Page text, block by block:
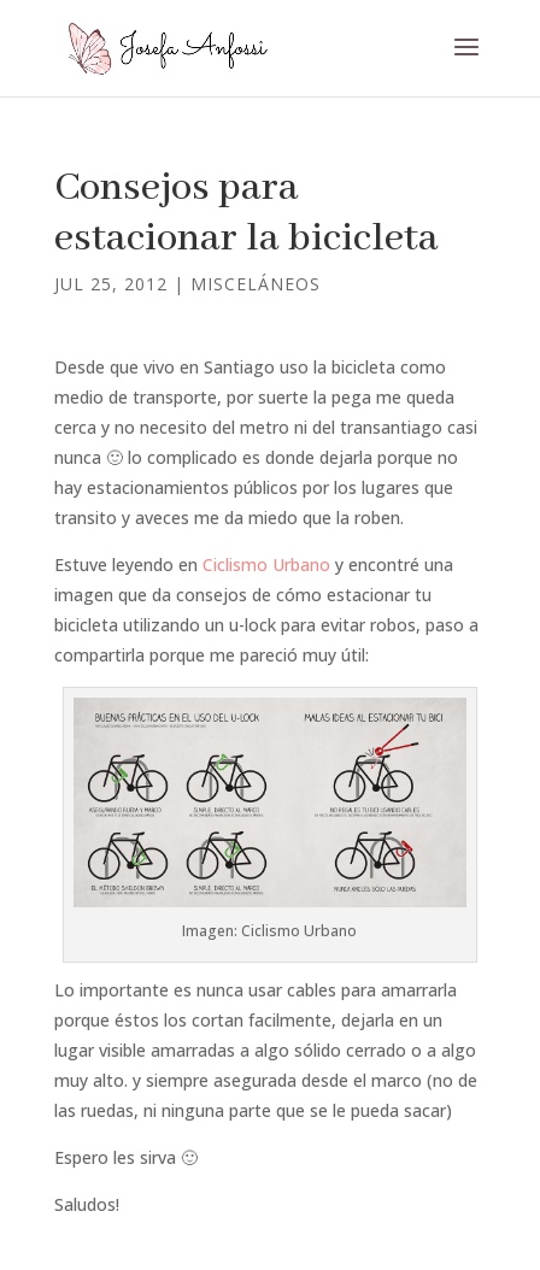
Consejos para
estacionar la bicicleta
JUL 25, 2012 | MISCELÁNEOS
Desde que vivo en Santiago uso la bicicleta como
medio de transporte, por suerte la pega me queda
cerca y no necesito del metro ni del transantiago casi
nunca 🙂 lo complicado es donde dejarla porque no
hay estacionamientos públicos por los lugares que
transito y aveces me da miedo que la roben.
Estuve leyendo en Ciclismo Urbano y encontré una
imagen que da consejos de cómo estacionar tu
bicicleta utilizando un u-lock para evitar robos, paso a
compartirla porque me pareció muy útil:
Imagen: Ciclismo Urbano
Lo importante es nunca usar cables para amarrarla
porque éstos los cortan facilmente, dejarla en un
lugar visible amarradas a algo sólido cerrado o a algo
muy alto. y siempre asegurada desde el marco (no de
las ruedas, ni ninguna parte que se le pueda sacar)
Espero les sirva 🙂
Saludos!